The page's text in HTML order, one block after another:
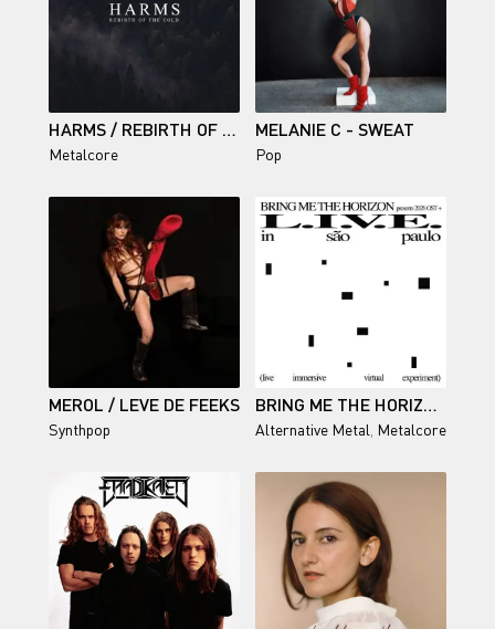
HARMS / REBIRTH OF THE COLD
Metalcore
MELANIE C - SWEAT
Pop
MEROL / LEVE DE FEEKS
Synthpop
BRING ME THE HORIZON - L.I.V.E. IN SÃO PAULO (LIVE IMMERSIVE VIRTUAL EXPERIMENT)
Alternative Metal Metalcore